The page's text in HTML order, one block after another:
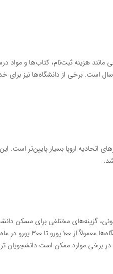
هزینه ثبت‌نام، کتاب‌ها و مواد
متوسط، این هزینه‌ها در حدود ۲۰۰ یورو تا ۵۰۰ یورو در سال است. برخی از
اتحادیه اروپا بسیار پایین‌تر
گزینه‌های مختلفی برای مسکن
از دانشگاه‌ها خوابگاه‌های مخصوص دانشجویان
در برخی موارد ممکن است دانشجویان